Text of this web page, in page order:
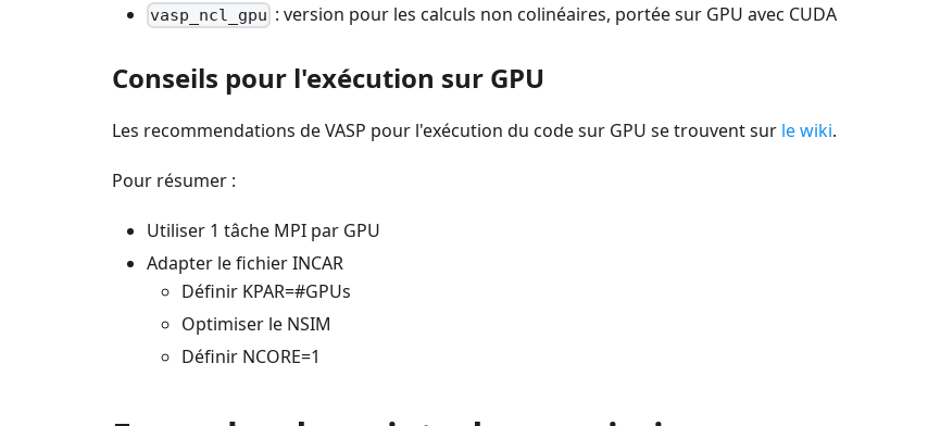
vasp_ncl_gpu : version pour les calculs non colinéaires, portée sur GPU avec CUDA
Conseils pour l'exécution sur GPU
Les recommendations de VASP pour l'exécution du code sur GPU se trouvent sur le wiki.
Pour résumer :
Utiliser 1 tâche MPI par GPU
Adapter le fichier INCAR
Définir KPAR=#GPUs
Optimiser le NSIM
Définir NCORE=1